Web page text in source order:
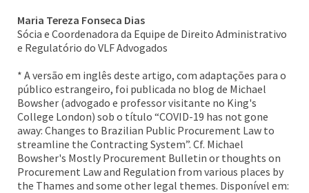
Maria Tereza Fonseca Dias
Sócia e Coordenadora da Equipe de Direito Administrativo
e Regulatório do VLF Advogados
* A versão em inglês deste artigo, com adaptações para o
público estrangeiro, foi publicada no blog de Michael
Bowsher (advogado e professor visitante no King's
College London) sob o título “COVID-19 has not gone
away: Changes to Brazilian Public Procurement Law to
streamline the Contracting System”. Cf. Michael
Bowsher's Mostly Procurement Bulletin or thoughts on
Procurement Law and Regulation from various places by
the Thames and some other legal themes. Disponível em: